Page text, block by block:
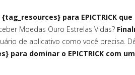
para EPICTRICK que
Moedas Ouro Estrelas Vidas?
de aplicativo como você precisa.
para dominar o EPICTRICK com